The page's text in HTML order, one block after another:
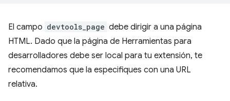
El campo devtools_page debe dirigir a una página
HTML. Dado que la página de Herramientas para
desarrolladores debe ser local para tu extensión, te
recomendamos que la especifiques con una URL
relativa.